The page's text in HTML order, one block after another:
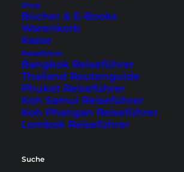
Shop
Bücher & E-Books
Warenkorb
Kasse
Reiseführer
Bangkok Reiseführer
Thailand Routenguide
Phuket Reiseführer
Koh Samui Reiseführer
Koh Phangan Reiseführer
Lombok Reiseführer
Suche
Reisetipps & Guides
Koh Samui Tipps
Phuket Tipps
Bangkok Sehenswürdigkeiten
Koh Phangan Tipps
Lombok Sehenswürdigkeiten